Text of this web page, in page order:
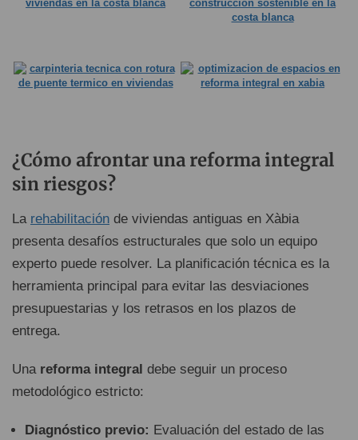
¿Cómo afrontar una reforma integral
sin riesgos?
La rehabilitación de viviendas antiguas en Xàbia
presenta desafíos estructurales que solo un equipo
experto puede resolver. La planificación técnica es la
herramienta principal para evitar las desviaciones
presupuestarias y los retrasos en los plazos de
entrega.
Una reforma integral debe seguir un proceso
metodológico estricto:
Diagnóstico previo: Evaluación del estado de las